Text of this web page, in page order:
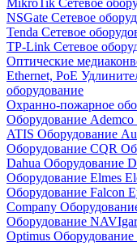
NSGate Сетевое
Tenda Сетевое
TP-Link Сетевое
Оптические
Ethernet, PoE
оборудование
Охранно-пожарное
Оборудование Ademco
ATIS Оборудование
Оборудование CQR
Dahua Оборудование
Оборудование Elmes
Оборудование Falcon
Company
Оборудование
Optimus Оборудование